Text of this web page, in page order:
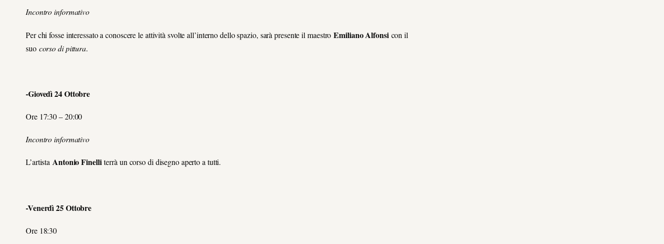
Incontro informativo
Per chi fosse interessato a conoscere le attività svolte all’interno dello spazio, sarà presente il maestroEmiliano Alfonsicon il
suo corso di pittura.
-Giovedì 24 Ottobre
Ore 17:30 – 20:00
Incontro informativo
L’artista Antonio Finelliterrà un corso di disegno aperto a tutti.
-Venerdì 25 Ottobre
Ore 18:30